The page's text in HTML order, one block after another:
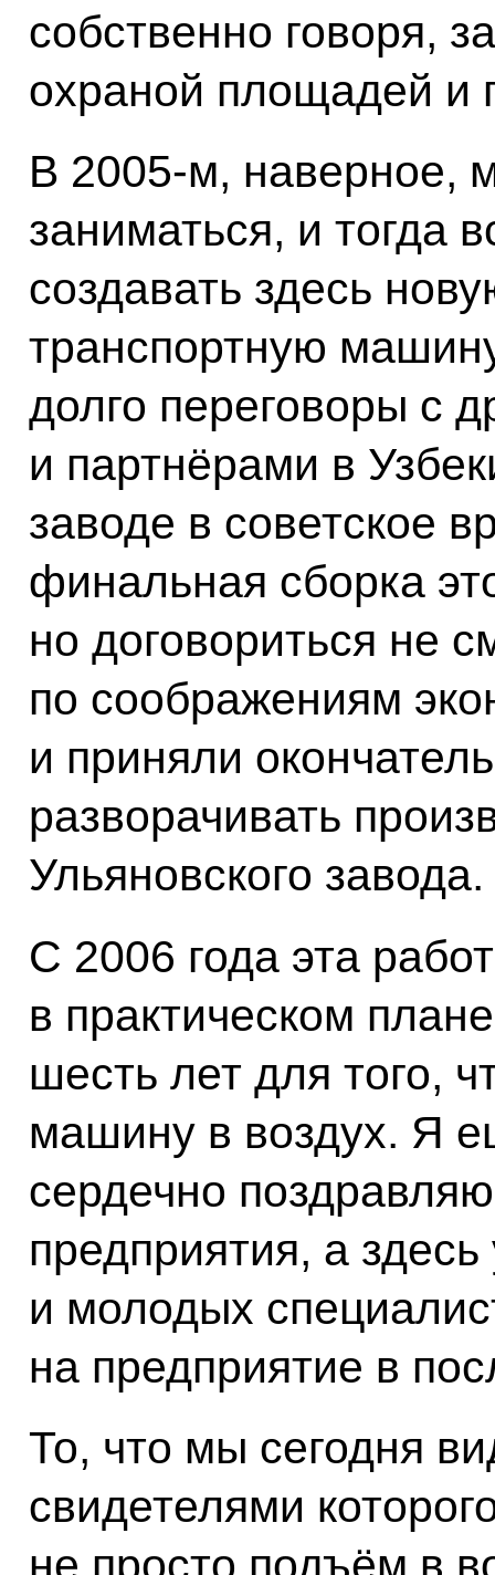
собственно говоря,
охраной площадей и
В 2005-м, наверное,
заниматься, и тогда
создавать здесь
транспортную
долго переговоры с
и партнёрами в
заводе в советское
финальная сборка
но договориться не
по соображениям
и приняли
разворачивать
Ульяновского завода.
С 2006 года эта
в практическом
шесть лет для того,
машину в воздух. Я
сердечно
предприятия, а
и молодых
на предприятие в
То, что мы сегодня
свидетелями